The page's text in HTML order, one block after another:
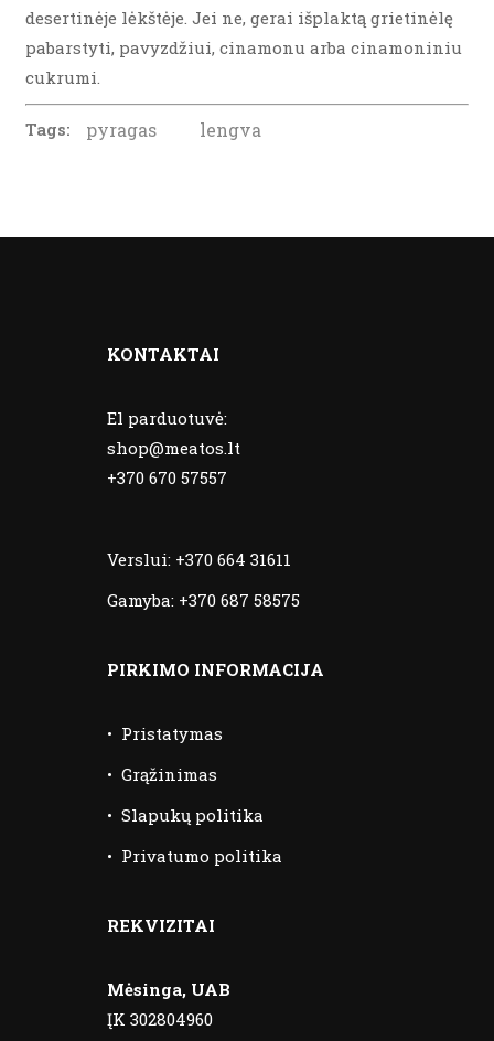
desertinėje lėkštėje. Jei ne, gerai išplaktą grietinėlę
pabarstyti, pavyzdžiui, cinamonu arba cinamoniniu
cukrumi.
Tags: pyragas lengva
KONTAKTAI
El parduotuvė:
shop@meatos.lt
+370 670 57557
Verslui: +370 664 31611
Gamyba: +370 687 58575
PIRKIMO INFORMACIJA
• Pristatymas
• Grąžinimas
• Slapukų politika
• Privatumo politika
REKVIZITAI
Mėsinga, UAB
ĮK 302804960